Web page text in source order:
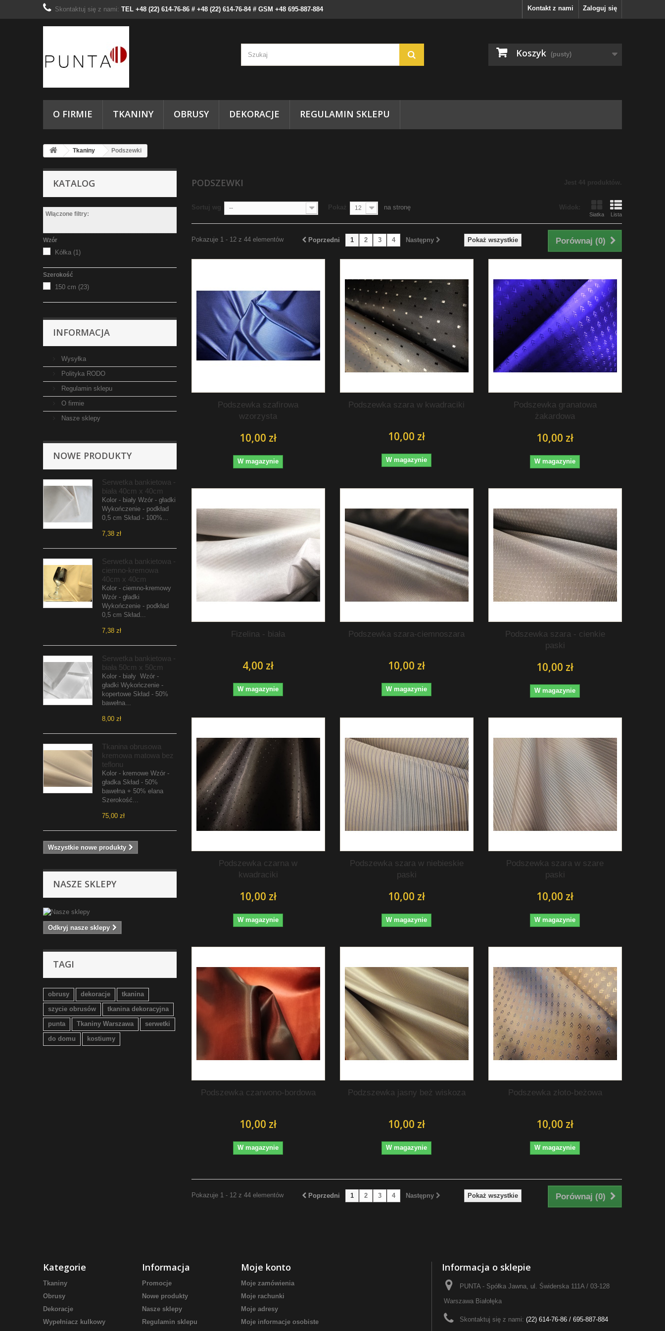
Zaloguj się
Kontakt z nami
Skontaktuj się z nami: TEL +48 (22) 614-76-86 # +48 (22) 614-76-84 # GSM +48 695-887-884
Koszyk (pusty)
O FIRMIE TKANINY OBRUSY DEKORACJE REGULAMIN SKLEPU
Tkaniny Podszewki
KATALOG
Włączone filtry:
Wzór
Kółka (1)
Szerokość
150 cm (23)
INFORMACJA
Wysyłka
Polityka RODO
Regulamin sklepu
O firmie
Nasze sklepy
NOWE PRODUKTY
Serwetka bankietowa -
biała 40cm x 40cm
Kolor - biały Wzór - gładki
Wykończenie - podkład
0,5 cm Skład - 100%...
7,38 zł
Serwetka bankietowa -
ciemno-kremowa
40cm x 40cm
Kolor - ciemno-kremowy
Wzór - gładki
Wykończenie - podkład
0,5 cm Skład...
7,38 zł
Serwetka bankietowa -
biała 50cm x 50cm
Kolor - biały Wzór -
gładki Wykończenie -
kopertowe Skład - 50%
bawełna...
8,00 zł
Tkanina obrusowa
kremowa matowa bez
teflonu
Kolor - kremowe Wzór -
gładka Skład - 50%
bawełna + 50% elana
Szerokość...
75,00 zł
Wszystkie nowe produkty
NASZE SKLEPY
Odkryj nasze sklepy
TAGI
obrusy dekoracje
tkanina
szycie obrusów
tkanina dekoracyjna
punta
Tkaniny Warszawa
serwetki
do domu
kostiumy
PODSZEWKI Jest 44 produktów.
Widok:
Siatka Lista
Sortuj wg -- Pokaż 12 na stronę
Porównaj (0)
Pokaż wszystkie
Poprzedni 1 2 3 4 Następny
Pokazuje 1 - 12 z 44 elementów
Podszewka szafirowa
wzorzysta
10,00 zł
W magazynie
Podszewka szara w kwadraciki
10,00 zł
W magazynie
Podszewka granatowa
żakardowa
10,00 zł
W magazynie
Fizelina - biała
4,00 zł
W magazynie
Podszewka szara-ciemnoszara
10,00 zł
W magazynie
Podszewka szara - cienkie
paski
10,00 zł
W magazynie
Podszewka czarna w
kwadraciki
10,00 zł
W magazynie
Podszewka szara w niebieskie
paski
10,00 zł
W magazynie
Podszewka szara w szare
paski
10,00 zł
W magazynie
Podszewka czarwono-bordowa
10,00 zł
W magazynie
Podzszewka jasny beż wiskoza
10,00 zł
W magazynie
Podszewka złoto-beżowa
10,00 zł
W magazynie
Porównaj (0)
Pokaż wszystkie
Poprzedni 1 2 3 4 Następny
Pokazuje 1 - 12 z 44 elementów
Kategorie
Tkaniny
Obrusy
Dekoracje
Wypełniacz kulkowy
Informacja
Promocje
Nowe produkty
Nasze sklepy
Regulamin sklepu
Moje konto
Moje zamówienia
Moje rachunki
Moje adresy
Moje informacje osobiste
Informacja o sklepie
PUNTA - Spółka Jawna, ul. Świderska 111A / 03-128
Warszawa Białołęka
Skontaktuj się z nami: (22) 614-76-86 / 695-887-884